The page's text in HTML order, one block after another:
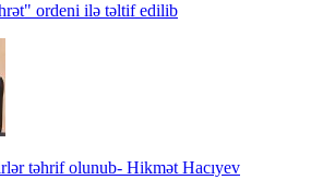
ordeni ilə təltif edilib
təhrif olunub- Hikmət Hacıyev